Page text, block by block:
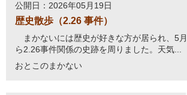
公開日：2026年05月19日
歴史散歩（2.26 事件）
まかないには歴史が好きな方が居られ、5
ら2.26事件関係の史跡を周りました。天気...
おとこのまかない